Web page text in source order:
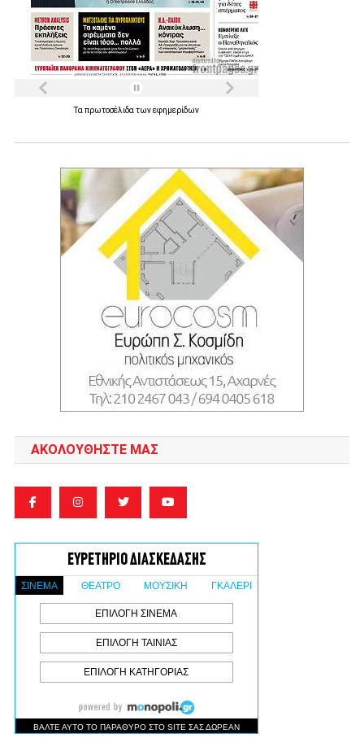
Τα πρωτοσέλιδα τωνεφημερίδων
ΑΚΟΛΟΥΘΉΣΤΕ ΜΑΣ